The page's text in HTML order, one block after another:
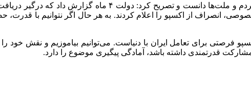
بهرام شکوری، نایب‌رئیس اتاق مشترک ایران و ژاپن، اکسپو را محلی برای
انصراف از اکسپو را اعلام کردند. به هر حال اگر نتوانیم با قدرت،
فرصتی برای تعامل ایران با دنیاست. می‌توانیم بیاموزیم و نقش خود
قدرتمندی داشته باشد، آمادگی پیگیری موضوع را دارد.